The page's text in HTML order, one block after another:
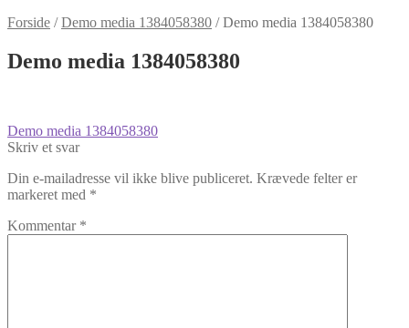
Forside /Demo media 1384058380 /Demo media 1384058380
Demo media 1384058380
Indlægsnavigation
Forrige
indlæg:
Demo media 1384058380
Skriv et svar
Din e-mailadresse vil ikke blive publiceret. Krævede felter er
markeret med *
Kommentar *